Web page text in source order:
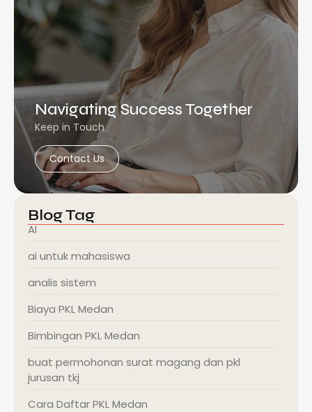
Navigating Success Together
Keep in Touch
Contact Us
Blog Tag
AI
ai untuk mahasiswa
analis sistem
Biaya PKL Medan
Bimbingan PKL Medan
buat permohonan surat magang dan pkl
jurusan tkj
Cara Daftar PKL Medan